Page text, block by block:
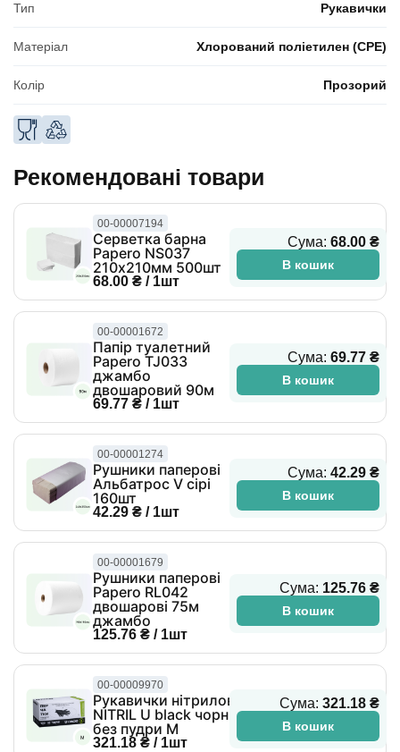
Тип Рукавички
Матеріал Хлорований поліетилен (CPE)
Колір Прозорий
Рекомендовані товари
00-00007194
Серветка барна
Papero NS037
210х210мм 500шт
68.00 ₴ / 1шт
Сума: 68.00 ₴
В кошик
00-00001672
Папір туалетний
Papero TJ033
джамбо
двошаровий 90м
69.77 ₴ / 1шт
Сума: 69.77 ₴
В кошик
00-00001274
Рушники паперові
Альбатрос V сірі
160шт
42.29 ₴ / 1шт
Сума: 42.29 ₴
В кошик
00-00001679
Рушники паперові
Papero RL042
двошарові 75м
джамбо
125.76 ₴ / 1шт
Сума: 125.76 ₴
В кошик
00-00009970
Рукавички нітрилові
NITRIL U black чорні
без пудри M
321.18 ₴ / 1шт
Сума: 321.18 ₴
В кошик